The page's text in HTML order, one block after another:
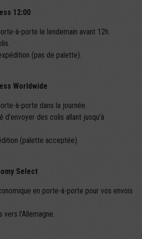
12:00
à-porte le lendemain avant 12h.
(pas de palette).
Worldwide
à-porte dans la journée.
des colis allant jusqu’à
(palette acceptée).
Select
en porte-à-porte pour vos envois
l’Allemagne.